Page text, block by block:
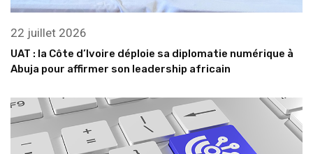
22 juillet 2026
UAT : la Côte d’Ivoire déploie sa diplomatie numérique à
Abuja pour affirmer son leadership africain